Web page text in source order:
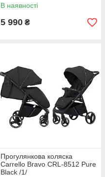
В наявності
5 990 ₴
Прогулянкова коляска
Carrello Bravo CRL-8512 Pure
Black /1/